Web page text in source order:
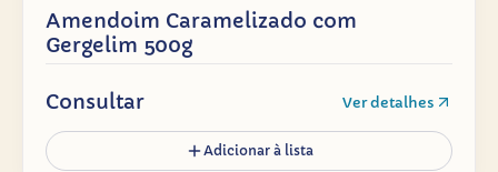
Amendoim Caramelizado com
Gergelim 500g
Consultar Ver detalhes
Adicionar à lista